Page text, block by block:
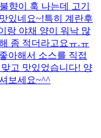
향이 훅 나는데 고기
있네요~!특히 계란후
랑 야채 양이 워낙 많
좀 적더라고요ㅠ.ㅠ
아해서 소스를 직접
고 맛있었습니다! 양
보세요~^^